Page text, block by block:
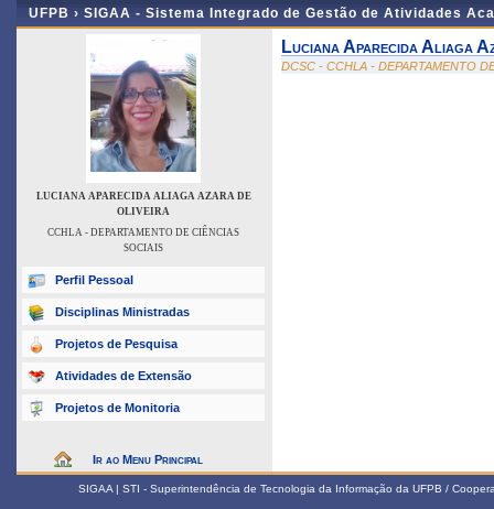
UFPB › SIGAA - Sistema Integrado de Gestão de Atividades
LUCIANA APARECIDA ALIAGA AZARA DE
OLIVEIRA
CCHLA - DEPARTAMENTO DE CIÊNCIAS
SOCIAIS
Perfil Pessoal
Disciplinas Ministradas
Projetos de Pesquisa
Atividades de Extensão
Projetos de Monitoria
Ir ao Menu Principal
Luciana Aparecida Aliaga
DCSC - CCHLA - DEPARTAMENTO
SIGAA | STI - Superintendência de Tecnologia da Informação da UFPB /